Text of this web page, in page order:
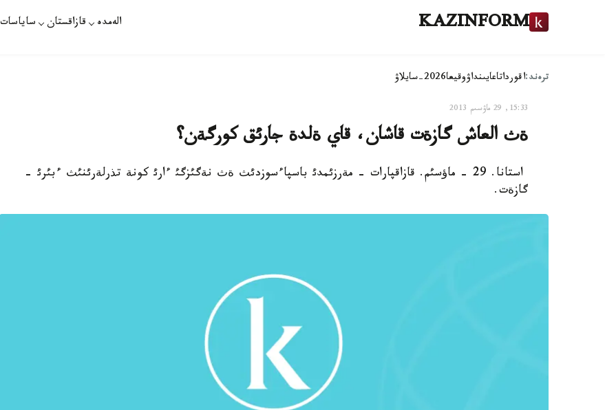
KAZINFORM الەمدە قازاقستان ساياسات
ترەند:اقورداتاعايىنداۋوقيعا2026-سايلاۋ
15:33, 29 ماۋسىم 2013
ةث العاش گازةت قاشان، قاي ةلدة جارئق كورگةن؟
استانا. 29 - ماؤسئم. قازاقپارات - مةرزئمدئ باسپاءسوزدئث ةث نةگئزگئ ءارئ كونة تذرلةرئنئث ءبئرئ -
گازةت.